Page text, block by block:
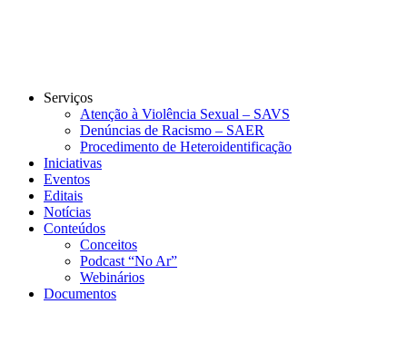
Serviços
Atenção à Violência Sexual – SAVS
Denúncias de Racismo – SAER
Procedimento de Heteroidentificação
Iniciativas
Eventos
Editais
Notícias
Conteúdos
Conceitos
Podcast “No Ar”
Webinários
Documentos